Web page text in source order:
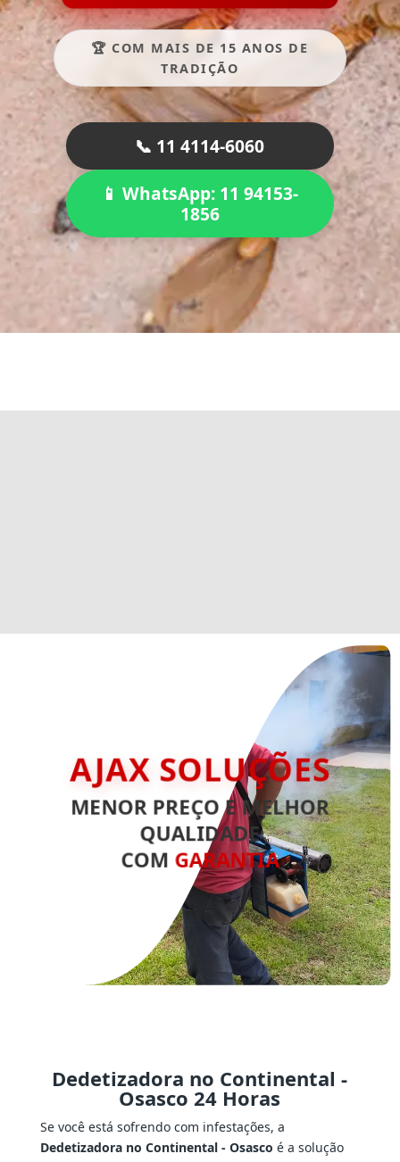
🏆 COM MAIS DE 15 ANOS DE
TRADIÇÃO
📞 11 4114-6060
📱 WhatsApp: 11 94153-
1856
AJAX SOLUÇÕES
MENOR PREÇO E MELHOR
QUALIDADE
COM GARANTIA
Dedetizadora no Continental -
Osasco 24 Horas
Se você está sofrendo com infestações, a
Dedetizadora no Continental - Osasco é a solução